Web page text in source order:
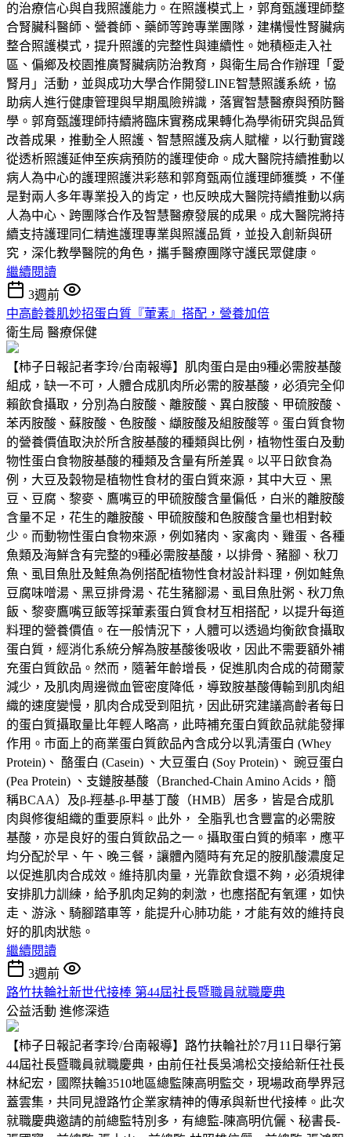
的治療信心與自我照護能力。在照護模式上，郭育甄護理師整
合腎臟科醫師、營養師、藥師等跨專業團隊，建構慢性腎臟病
整合照護模式，提升照護的完整性與連續性。她積極走入社
區、偏鄉及校園推廣腎臟病防治教育，與衛生局合作辦理「愛
腎月」活動，並與成功大學合作開發LINE智慧照護系統，協
助病人進行健康管理與早期風險辨識，落實智慧醫療與預防醫
學。郭育甄護理師持續將臨床實務成果轉化為學術研究與品質
改善成果，推動全人照護、智慧照護及病人賦權，以行動實踐
從透析照護延伸至疾病預防的護理使命。成大醫院持續推動以
病人為中心的護理照護洪彩慈和郭育甄兩位護理師獲獎，不僅
是對兩人多年專業投入的肯定，也反映成大醫院持續推動以病
人為中心、跨團隊合作及智慧醫療發展的成果。成大醫院將持
續支持護理同仁精進護理專業與照護品質，並投入創新與研
究，深化教學醫院的角色，攜手醫療團隊守護民眾健康。
繼續閱讀
3週前
中高齡養肌妙招蛋白質『葷素』搭配，營養加倍
衛生局 醫療保健
【柿子日報記者李玲/台南報導】肌肉蛋白是由9種必需胺基酸
組成，缺一不可，人體合成肌肉所必需的胺基酸，必須完全仰
賴飲食攝取，分別為白胺酸、離胺酸、異白胺酸、甲硫胺酸、
苯丙胺酸、蘇胺酸、色胺酸、纈胺酸及組胺酸等。蛋白質食物
的營養價值取決於所含胺基酸的種類與比例，植物性蛋白及動
物性蛋白食物胺基酸的種類及含量有所差異。以平日飲食為
例，大豆及穀物是植物性食材的蛋白質來源，其中大豆、黑
豆、豆腐、黎麥、鷹嘴豆的甲硫胺酸含量偏低，白米的離胺酸
含量不足，花生的離胺酸、甲硫胺酸和色胺酸含量也相對較
少。而動物性蛋白食物來源，例如豬肉、家禽肉、雞蛋、各種
魚類及海鮮含有完整的9種必需胺基酸，以排骨、豬腳、秋刀
魚、虱目魚肚及鮭魚為例搭配植物性食材設計料理，例如鮭魚
豆腐味噌湯、黑豆排骨湯、花生豬腳湯、虱目魚肚粥、秋刀魚
飯、黎麥鷹嘴豆飯等採葷素蛋白質食材互相搭配，以提升每道
料理的營養價值。在一般情況下，人體可以透過均衡飲食攝取
蛋白質，經消化系統分解為胺基酸後吸收，因此不需要額外補
充蛋白質飲品。然而，隨著年齡增長，促進肌肉合成的荷爾蒙
減少，及肌肉周邊微血管密度降低，導致胺基酸傳輸到肌肉組
織的速度變慢，肌肉合成受到阻抗，因此研究建議高齡者每日
的蛋白質攝取量比年輕人略高，此時補充蛋白質飲品就能發揮
作用。市面上的商業蛋白質飲品內含成分以乳清蛋白 (Whey
Protein)、 酪蛋白 (Casein) 、大豆蛋白 (Soy Protein)、 豌豆蛋白
(Pea Protein) 、支鏈胺基酸（Branched-Chain Amino Acids，簡
稱BCAA）及β-羥基-β-甲基丁酸（HMB）居多，皆是合成肌
肉與修復組織的重要原料。此外， 全脂乳也含豐富的必需胺
基酸，亦是良好的蛋白質飲品之一。攝取蛋白質的頻率，應平
均分配於早、午、晚三餐，讓體內隨時有充足的胺肌酸濃度足
以促進肌肉合成效。維持肌肉量，光靠飲食還不夠，必須規律
安排肌力訓練，給予肌肉足夠的刺激，也應搭配有氧運，如快
走、游泳、騎腳踏車等，能提升心肺功能，才能有效的維持良
好的肌肉狀態。
繼續閱讀
3週前
路竹扶輪社新世代接棒 第44屆社長暨職員就職慶典
公益活動 進修深造
【柿子日報記者李玲/台南報導】路竹扶輪社於7月11日舉行第
44屆社長暨職員就職慶典，由前任社長吳鴻松交接給新任社長
林紀宏，國際扶輪3510地區總監陳高明監交，現場政商學界冠
蓋雲集，共同見證路竹企業家精神的傳承與新世代接棒。此次
就職慶典邀請的前總監特別多，有總監-陳高明伉儷、秘書長-